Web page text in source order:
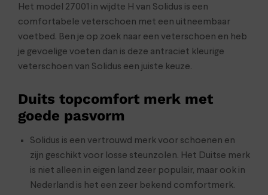
Het model 27001 in wijdte H van Solidus is een
comfortabele veterschoen met een uitneembaar
voetbed. Ben je op zoek naar een veterschoen en heb
je gevoelige voeten dan is deze antraciet kleurige
veterschoen van Solidus een juiste keuze.
Duits topcomfort merk met
goede pasvorm
Solidus is een vertrouwd merk voor schoenen en
zijn geschikt voor losse steunzolen. Het Duitse merk
is niet alleen in eigen land zeer populair, maar ook in
Nederland is het een zeer bekend comfortmerk.